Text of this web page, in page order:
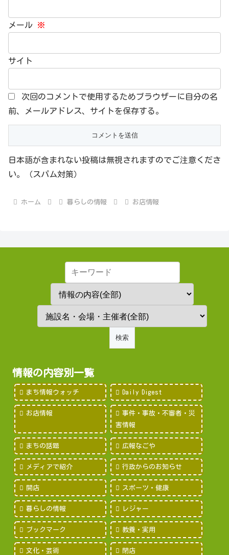
メール ※
サイト
次回のコメントで使用するためブラウザーに自分の名
前、メールアドレス、サイトを保存する。
日本語が含まれない投稿は無視されますのでご注意くださ
い。（スパム対策）
ホーム 暮らしの情報 お店情報
情報の内容別一覧
まち情報ウォッチ Daily Digest
お店情報
事件・事故・不審者・災
害情報
まちの話題 広報なごや
メディアで紹介 行政からのお知らせ
開店 スポーツ・健康
暮らしの情報 レジャー
ブックマーク 教養・実用
文化・芸術 閉店